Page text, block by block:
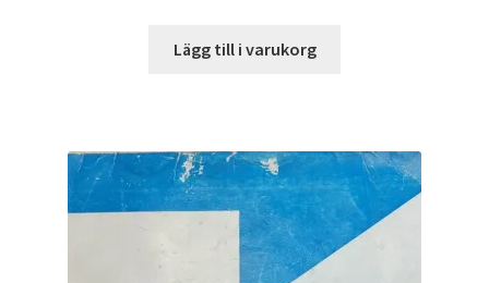
Lägg till i varukorg